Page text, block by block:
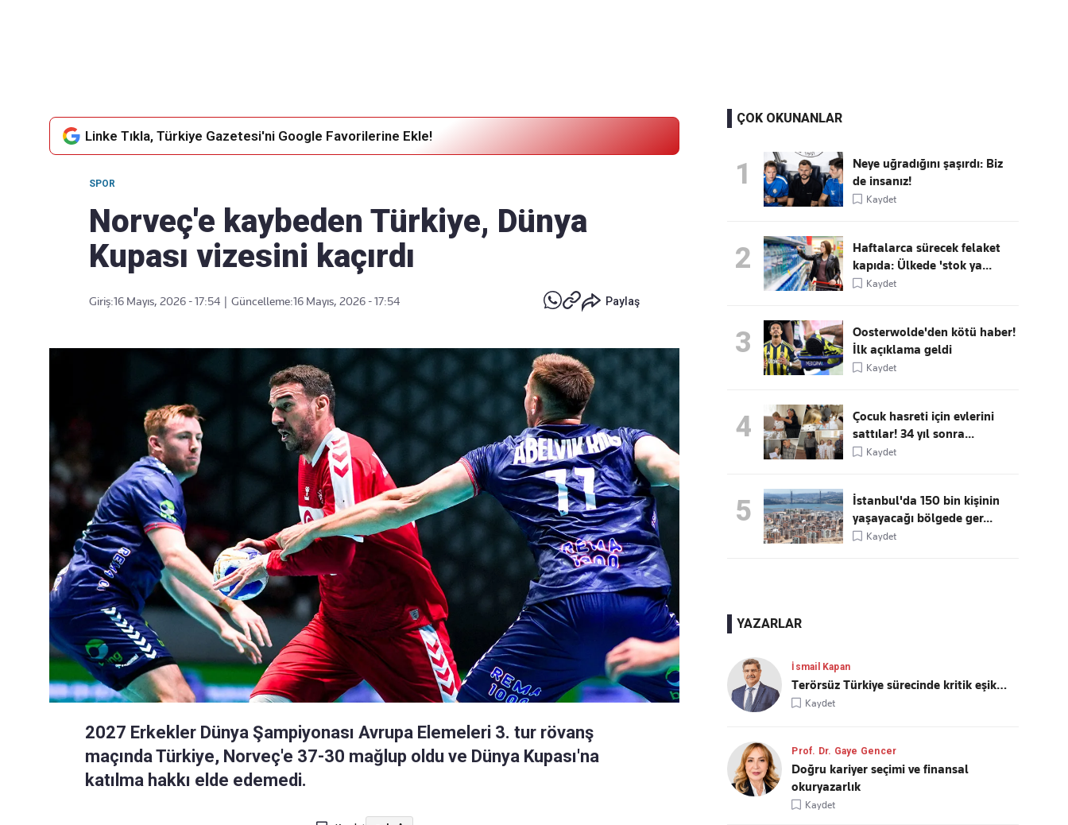
Linke Tıkla, Türkiye Gazetesi'ni Google Favorilerine Ekle!
SPOR
Norveç'e kaybeden Türkiye, Dünya
Kupası vizesini kaçırdı
Giriş:16 Mayıs, 2026 - 17:54 Güncelleme:16 Mayıs, 2026 - 17:54 Paylaş
2027 Erkekler Dünya Şampiyonası Avrupa Elemeleri 3. tur rövanş
maçında Türkiye, Norveç'e 37-30 mağlup oldu ve Dünya Kupası'na
katılma hakkı elde edemedi.
ÇOK OKUNANLAR
1
Neye uğradığını şaşırdı: Biz
de insanız!
Kaydet
2
Haftalarca sürecek felaket
kapıda: Ülkede 'stok ya...
Kaydet
3
Oosterwolde'den kötü haber!
İlk açıklama geldi
Kaydet
4
Çocuk hasreti için evlerini
sattılar! 34 yıl sonra...
Kaydet
5
İstanbul'da 150 bin kişinin
yaşayacağı bölgede ger...
Kaydet
YAZARLAR
İsmail Kapan
Terörsüz Türkiye sürecinde kritik eşik…
Kaydet
Prof. Dr. Gaye Gencer
Doğru kariyer seçimi ve finansal
okuryazarlık
Kaydet